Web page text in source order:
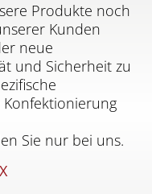
Produkte noch
Kunden
neue
und Sicherheit zu
Sie nur bei uns.